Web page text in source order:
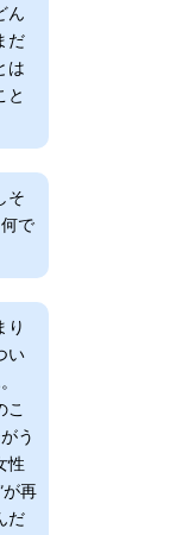
ん
だ
は
と
そ
で
り
い
こ
う
性
が再
だ